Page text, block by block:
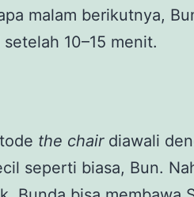
malam berikutnya,
10–15 menit.
the chair diawali
seperti biasa, Bun.